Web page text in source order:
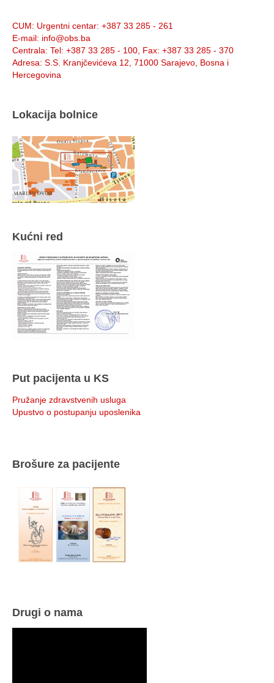
CUM: Urgentni centar: +387 33 285 - 261
E-mail: info@obs.ba
Centrala: Tel: +387 33 285 - 100, Fax: +387 33 285 - 370
Adresa: S.S. Kranjčevićeva 12, 71000 Sarajevo, Bosna i
Hercegovina
Lokacija bolnice
Kućni red
Put pacijenta u KS
Pružanje zdravstvenih usluga
Upustvo o postupanju uposlenika
Brošure za pacijente
Drugi o nama